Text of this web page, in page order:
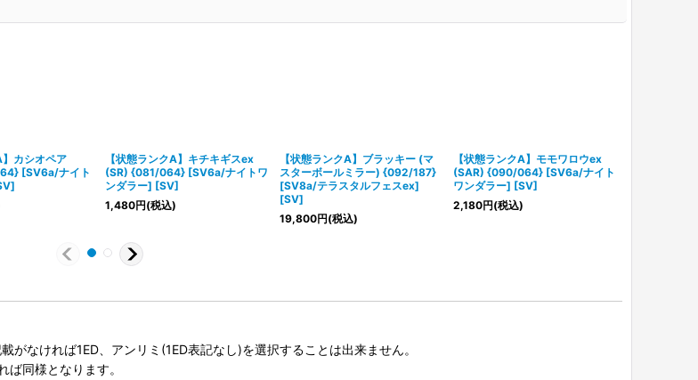
】カシオペア
[SV6a/ナイト
【状態ランクA】キチキギスex
(SR) {081/064} [SV6a/ナイトワ
ンダラー] [SV]
1,480円(税込)
【状態ランクA】ブラッキー (マ
スターボールミラー) {092/187}
[SV8a/テラスタルフェスex]
[SV]
19,800円(税込)
【状態ランクA】モモワロウex
(SAR) {090/064} [SV6a/ナイト
ワンダラー] [SV]
2,180円(税込)
なければ1ED、アンリミ(1ED表記なし)を選択することは出来ません。
同様となります。